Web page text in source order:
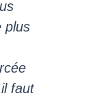
plus
faut